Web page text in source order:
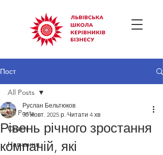
Пост
All Posts
Статті
Навчання
All Posts
Рівень річного зростання
компаній, які
Руслан Бельтюков
30 жовт. 2025 р. Читати 4 хв